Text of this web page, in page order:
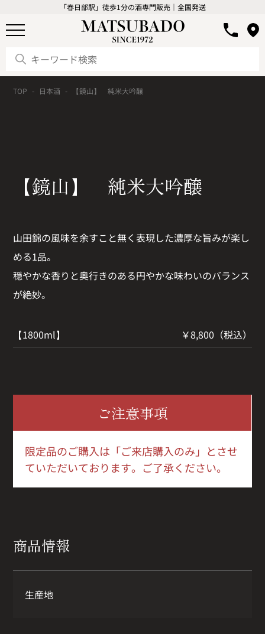
「春日部駅」徒歩1分の酒専門販売｜全国発送
TOP 日本酒 【鏡山】 純米大吟醸
【鏡山】 純米大吟醸
山田錦の風味を余すこと無く表現した濃厚な旨みが楽し
める1品。
穏やかな香りと奥行きのある円やかな味わいのバランス
が絶妙。
【1800ml】 ￥8,800（税込）
ご注意事項
限定品のご購入は「ご来店購入のみ」とさせ
ていただいております。ご了承ください。
商品情報
生産地